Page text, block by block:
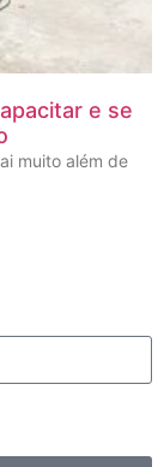
e se
muito além de